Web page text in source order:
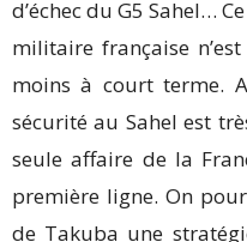
d’échec du G5 Sahel…
militaire française
moins à court terme.
sécurité au Sahel est
seule affaire de la
première ligne. On
de Takuba une